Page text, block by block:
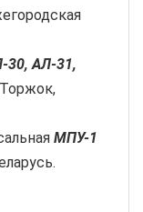
30, АЛ-31,
МПУ-1